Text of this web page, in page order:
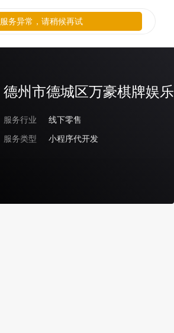
德州市德城区万豪棋牌娱
服务行业
线下零售
服务类型
小程序代开发
服务异常，请稍候再试